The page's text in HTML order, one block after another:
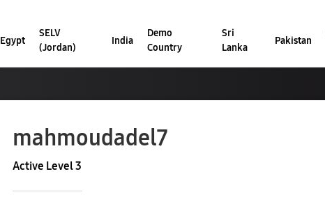
Egypt
SELV
(Jordan)
India
Demo
Country
Sri
Lanka
Pakistan
mahmoudadel7
Active Level 3